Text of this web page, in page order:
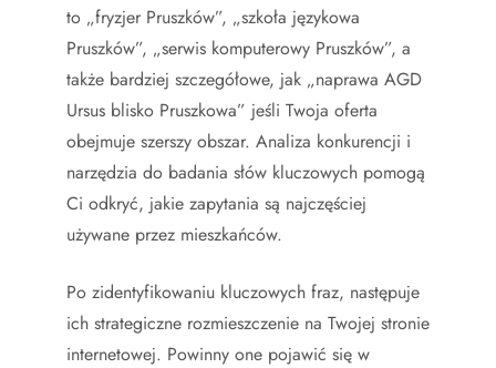
to „fryzjer Pruszków”, „szkoła językowa
Pruszków”, „serwis komputerowy Pruszków”, a
także bardziej szczegółowe, jak „naprawa AGD
Ursus blisko Pruszkowa” jeśli Twoja oferta
obejmuje szerszy obszar. Analiza konkurencji i
narzędzia do badania słów kluczowych pomogą
Ci odkryć, jakie zapytania są najczęściej
używane przez mieszkańców.
Po zidentyfikowaniu kluczowych fraz, następuje
ich strategiczne rozmieszczenie na Twojej stronie
internetowej. Powinny one pojawić się w